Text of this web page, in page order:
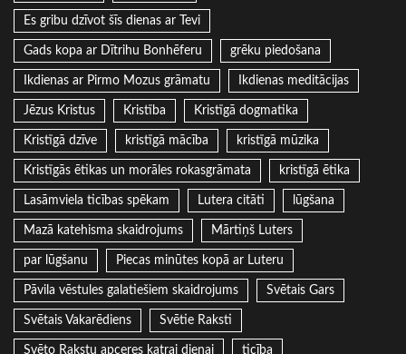
Es gribu dzīvot šīs dienas ar Tevi
Gads kopa ar Dītrihu Bonhēferu grēku piedošana
Ikdienas ar Pirmo Mozus grāmatu Ikdienas meditācijas
Jēzus Kristus Kristība Kristīgā dogmatika
Kristīgā dzīve kristīgā mācība kristīgā mūzika
Kristīgās ētikas un morāles rokasgrāmata kristīgā ētika
Lasāmviela ticības spēkam Lutera citāti lūgšana
Mazā katehisma skaidrojums Mārtiņš Luters
par lūgšanu Piecas minūtes kopā ar Luteru
Pāvila vēstules galatiešiem skaidrojums Svētais Gars
Svētais Vakarēdiens Svētie Raksti
Svēto Rakstu apceres katrai dienai ticība